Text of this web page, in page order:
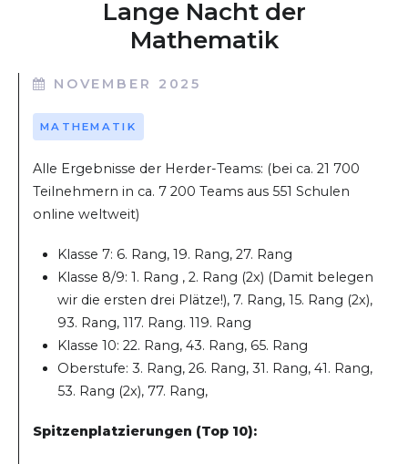
Lange Nacht der
Mathematik
NOVEMBER 2025
MATHEMATIK
Alle Ergebnisse der Herder-Teams: (bei ca. 21 700
Teilnehmern in ca. 7 200 Teams aus 551 Schulen
online weltweit)
Klasse 7: 6. Rang, 19. Rang, 27. Rang
Klasse 8/9: 1. Rang , 2. Rang (2x) (Damit belegen
wir die ersten drei Plätze!), 7. Rang, 15. Rang (2x),
93. Rang, 117. Rang. 119. Rang
Klasse 10: 22. Rang, 43. Rang, 65. Rang
Oberstufe: 3. Rang, 26. Rang, 31. Rang, 41. Rang,
53. Rang (2x), 77. Rang,
Spitzenplatzierungen (Top 10):